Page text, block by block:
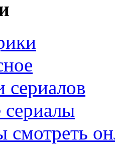
сериалов
сериалы
смотреть